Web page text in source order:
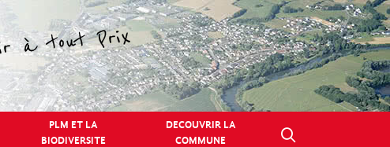
PLM ET LA
BIODIVERSITE
DECOUVRIR LA
COMMUNE